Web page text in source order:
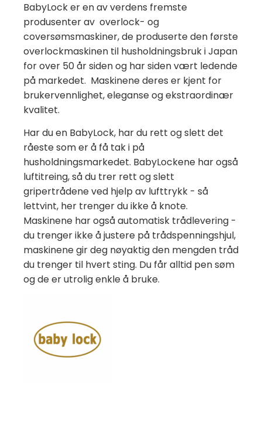
BabyLock er en av verdens fremste
produsenter av overlock- og
coversømsmaskiner, de produserte den første
overlockmaskinen til husholdningsbruk i Japan
for over 50 år siden og har siden vært ledende
på markedet. Maskinene deres er kjent for
brukervennlighet, eleganse og ekstraordinær
kvalitet.
Har du en BabyLock, har du rett og slett det
råeste som er å få tak i på
husholdningsmarkedet. BabyLockene har også
luftitreing, så du trer rett og slett
gripertrådene ved hjelp av lufttrykk - så
lettvint, her trenger du ikke å knote.
Maskinene har også automatisk trådlevering -
du trenger ikke å justere på trådspenningshjul,
maskinene gir deg nøyaktig den mengden tråd
du trenger til hvert sting. Du får alltid pen søm
og de er utrolig enkle å bruke.